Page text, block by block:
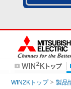
WIN2Kトップ 製品